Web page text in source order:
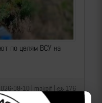
по целям ВСУ на
08-10 | makpif | 176